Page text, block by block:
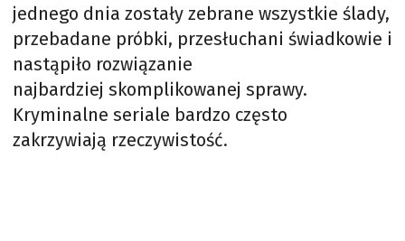
jednego dnia zostały zebrane wszystkie ślady,
przebadane próbki, przesłuchani świadkowie i
nastąpiło rozwiązanie
najbardziej skomplikowanej sprawy.
Kryminalne seriale bardzo często
zakrzywiają rzeczywistość.